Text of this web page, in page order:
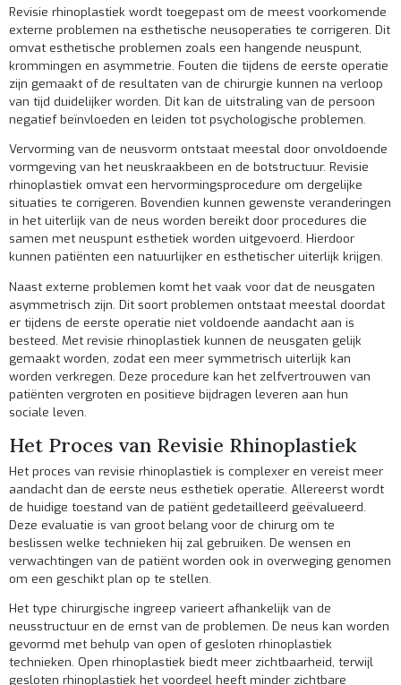
Revisie rhinoplastiek wordt toegepast om de meest voorkomende
externe problemen na esthetische neusoperaties te corrigeren. Dit
omvat esthetische problemen zoals een hangende neuspunt,
krommingen en asymmetrie. Fouten die tijdens de eerste operatie
zijn gemaakt of de resultaten van de chirurgie kunnen na verloop
van tijd duidelijker worden. Dit kan de uitstraling van de persoon
negatief beïnvloeden en leiden tot psychologische problemen.
Vervorming van de neusvorm ontstaat meestal door onvoldoende
vormgeving van het neuskraakbeen en de botstructuur. Revisie
rhinoplastiek omvat een hervormingsprocedure om dergelijke
situaties te corrigeren. Bovendien kunnen gewenste veranderingen
in het uiterlijk van de neus worden bereikt door procedures die
samen met neuspunt esthetiek worden uitgevoerd. Hierdoor
kunnen patiënten een natuurlijker en esthetischer uiterlijk krijgen.
Naast externe problemen komt het vaak voor dat de neusgaten
asymmetrisch zijn. Dit soort problemen ontstaat meestal doordat
er tijdens de eerste operatie niet voldoende aandacht aan is
besteed. Met revisie rhinoplastiek kunnen de neusgaten gelijk
gemaakt worden, zodat een meer symmetrisch uiterlijk kan
worden verkregen. Deze procedure kan het zelfvertrouwen van
patiënten vergroten en positieve bijdragen leveren aan hun
sociale leven.
Het Proces van Revisie Rhinoplastiek
Het proces van revisie rhinoplastiek is complexer en vereist meer
aandacht dan de eerste neus esthetiek operatie. Allereerst wordt
de huidige toestand van de patiënt gedetailleerd geëvalueerd.
Deze evaluatie is van groot belang voor de chirurg om te
beslissen welke technieken hij zal gebruiken. De wensen en
verwachtingen van de patiënt worden ook in overweging genomen
om een geschikt plan op te stellen.
Het type chirurgische ingreep varieert afhankelijk van de
neusstructuur en de ernst van de problemen. De neus kan worden
gevormd met behulp van open of gesloten rhinoplastiek
technieken. Open rhinoplastiek biedt meer zichtbaarheid, terwijl
gesloten rhinoplastiek het voordeel heeft minder zichtbare